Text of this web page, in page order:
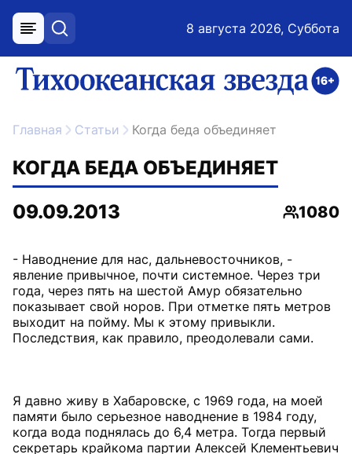
меню поиск 8 августа 2026, Суббота
ссылка на главную
Главная Статьи Когда беда объединяет
КОГДА БЕДА ОБЪЕДИНЯЕТ
09.09.2013
1080
- Наводнение для нас, дальневосточников, -
явление привычное, почти системное. Через три
года, через пять на шестой Амур обязательно
показывает свой норов. При отметке пять метров
выходит на пойму. Мы к этому привыкли.
Последствия, как правило, преодолевали сами.
Я давно живу в Хабаровске, с 1969 года, на моей
памяти было серьезное наводнение в 1984 году,
когда вода поднялась до 6,4 метра. Тогда первый
секретарь крайкома партии Алексей Клементьевич